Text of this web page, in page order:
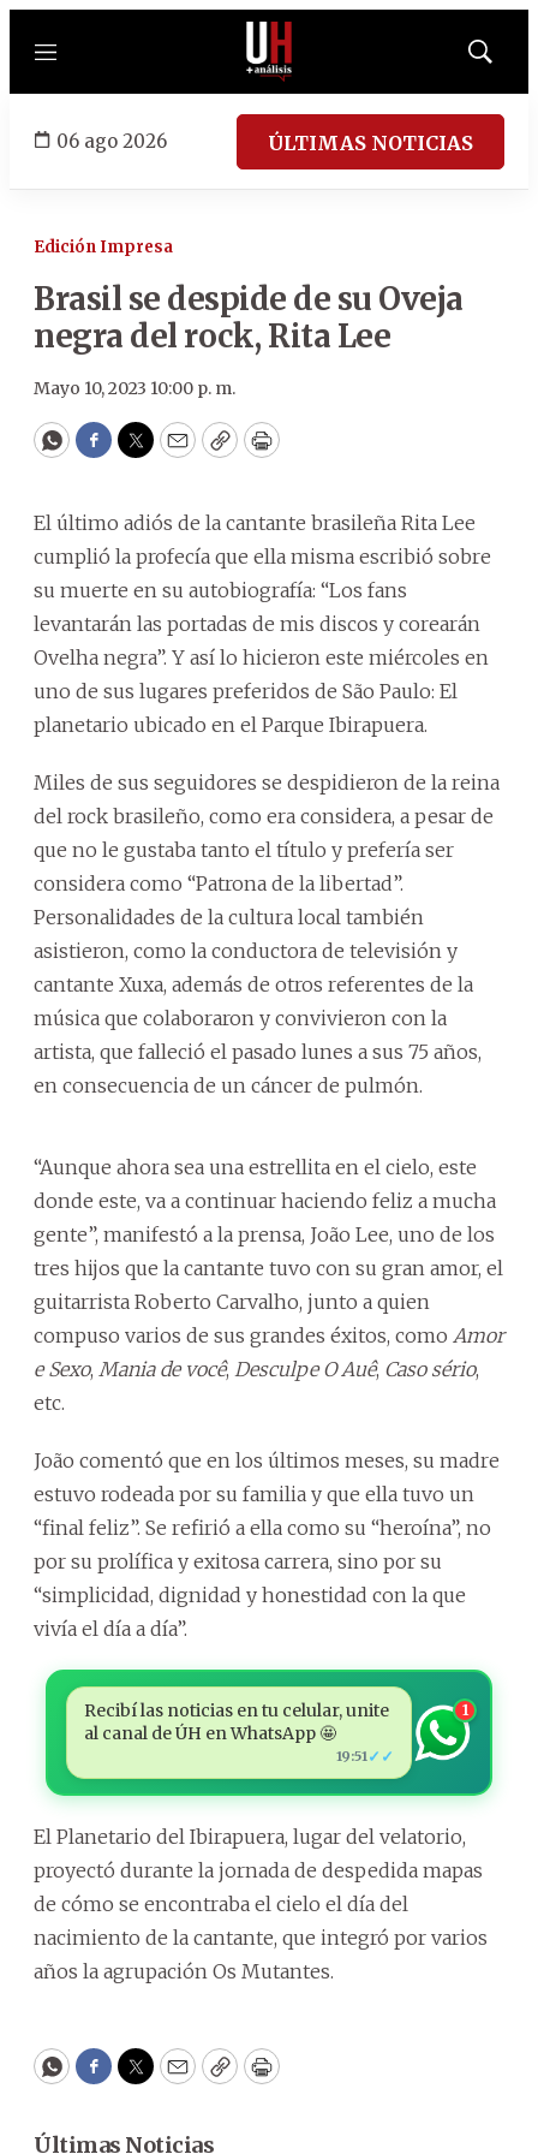
Menú
Mostrar
06 ago 2026 ÚLTIMAS NOTICIAS
Edición Impresa
Brasil se despide de su Oveja
negra del rock, Rita Lee
Mayo 10, 2023 10:00 p. m.
WhatsApp
Facebook
Twitter
EmailCopyPrint
El último adiós de la cantante brasileña Rita Lee
cumplió la profecía que ella misma escribió sobre
su muerte en su autobiografía: “Los fans
levantarán las portadas de mis discos y corearán
Ovelha negra”. Y así lo hicieron este miércoles en
uno de sus lugares preferidos de São Paulo: El
planetario ubicado en el Parque Ibirapuera.
Miles de sus seguidores se despidieron de la reina
del rock brasileño, como era considera, a pesar de
que no le gustaba tanto el título y prefería ser
considera como “Patrona de la libertad”.
Personalidades de la cultura local también
asistieron, como la conductora de televisión y
cantante Xuxa, además de otros referentes de la
música que colaboraron y convivieron con la
artista, que falleció el pasado lunes a sus 75 años,
en consecuencia de un cáncer de pulmón.
“Aunque ahora sea una estrellita en el cielo, este
donde este, va a continuar haciendo feliz a mucha
gente”, manifestó a la prensa, João Lee, uno de los
tres hijos que la cantante tuvo con su gran amor, el
guitarrista Roberto Carvalho, junto a quien
compuso varios de sus grandes éxitos, como Amor
e Sexo, Mania de você, Desculpe O Auê, Caso sério,
etc.
João comentó que en los últimos meses, su madre
estuvo rodeada por su familia y que ella tuvo un
“final feliz”. Se refirió a ella como su “heroína”, no
por su prolífica y exitosa carrera, sino por su
“simplicidad, dignidad y honestidad con la que
vivía el día a día”.
Recibí las noticias en tu celular, unite
al canal de ÚH en WhatsApp 🤩
19:51✓✓
1
El Planetario del Ibirapuera, lugar del velatorio,
proyectó durante la jornada de despedida mapas
de cómo se encontraba el cielo el día del
nacimiento de la cantante, que integró por varios
años la agrupación Os Mutantes.
WhatsApp
Facebook
Twitter
EmailCopyPrint
Últimas Noticias